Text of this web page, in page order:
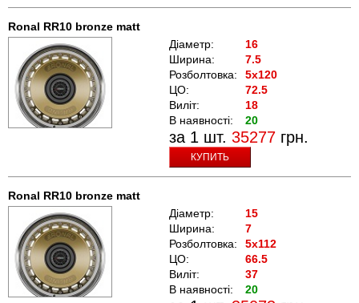
Ronal RR10 bronze matt
Діаметр:
16
Ширина:
7.5
Розболтовка:
5x120
ЦО:
72.5
Виліт:
18
В наявності:
20
за 1 шт.35277 грн.
КУПИТЬ
Ronal RR10 bronze matt
Діаметр:
15
Ширина:
7
Розболтовка:
5x112
ЦО:
66.5
Виліт:
37
В наявності:
20